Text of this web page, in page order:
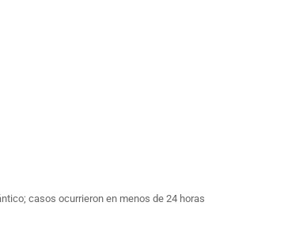
casos ocurrieron en menos de 24 horas